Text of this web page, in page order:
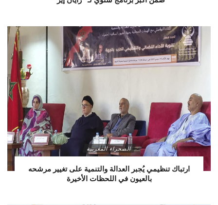
الصحراء المغربية
ارتباك تنظيمي يُجبر العدالة والتنمية على تغيير مرشحه
بالعيون في اللحظات الأخيرة